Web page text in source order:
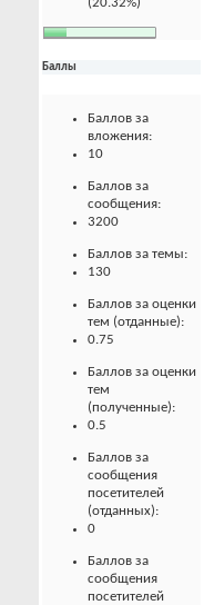
Баллы
Баллов за
вложения:
10
Баллов за
сообщения:
3200
Баллов за темы:
130
Баллов за оценки
тем (отданные):
0.75
Баллов за оценки
тем
(полученные):
0.5
Баллов за
сообщения
посетителей
(отданных):
0
Баллов за
сообщения
посетителей